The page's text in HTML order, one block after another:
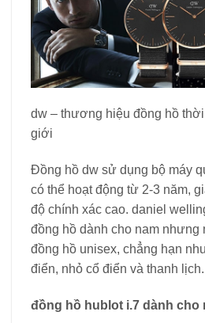
dw – thương hiệu đồng hồ
giới
Đồng hồ dw sử dụng bộ máy
có thể hoạt động từ 2-3 năm,
độ chính xác cao. daniel
đồng hồ dành cho nam nhưng
đồng hồ unisex, chẳng hạn
điển, nhỏ cổ điển và thanh lịch.
đồng hồ hublot i.7 dành cho